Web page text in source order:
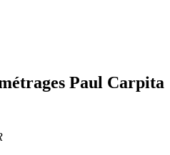
Paul Carpita